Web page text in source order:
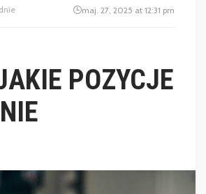
maj. 27, 2025 at 12:31 pm
POZYCJE